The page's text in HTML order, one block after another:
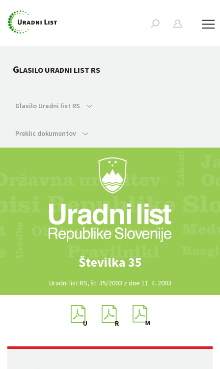
GLASILO URADNI LIST RS
Glasilo Uradni list RS
Preklic dokumentov
Številka 35
Uradni list RS, št. 35/2003 z dne 11. 4. 2003